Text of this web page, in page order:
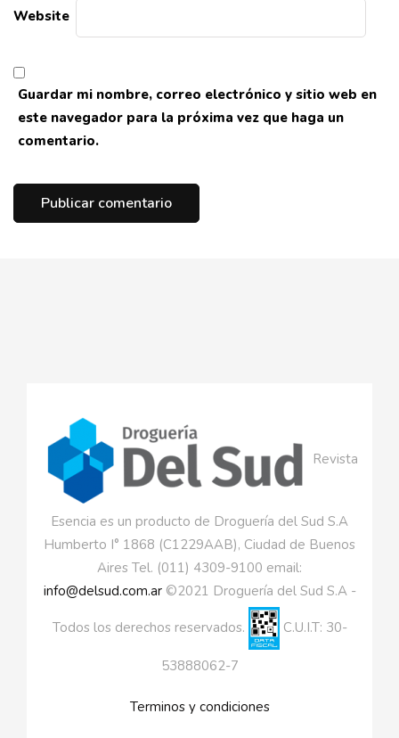
Website
Guardar mi nombre, correo electrónico y sitio web en
este navegador para la próxima vez que haga un
comentario.
Revista
Esencia es un producto de Droguería del Sud S.A
Humberto I° 1868 (C1229AAB), Ciudad de Buenos
Aires Tel. (011) 4309-9100 email:
info@delsud.com.ar©2021 Droguería del Sud S.A -
Todos los derechos reservados. C.U.I.T: 30-
53888062-7
Terminos y condiciones